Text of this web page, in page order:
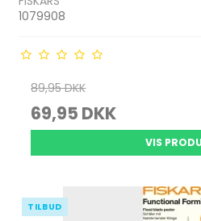
1079908
89,95 DKK
69,95 DKK
VIS
TILBUD